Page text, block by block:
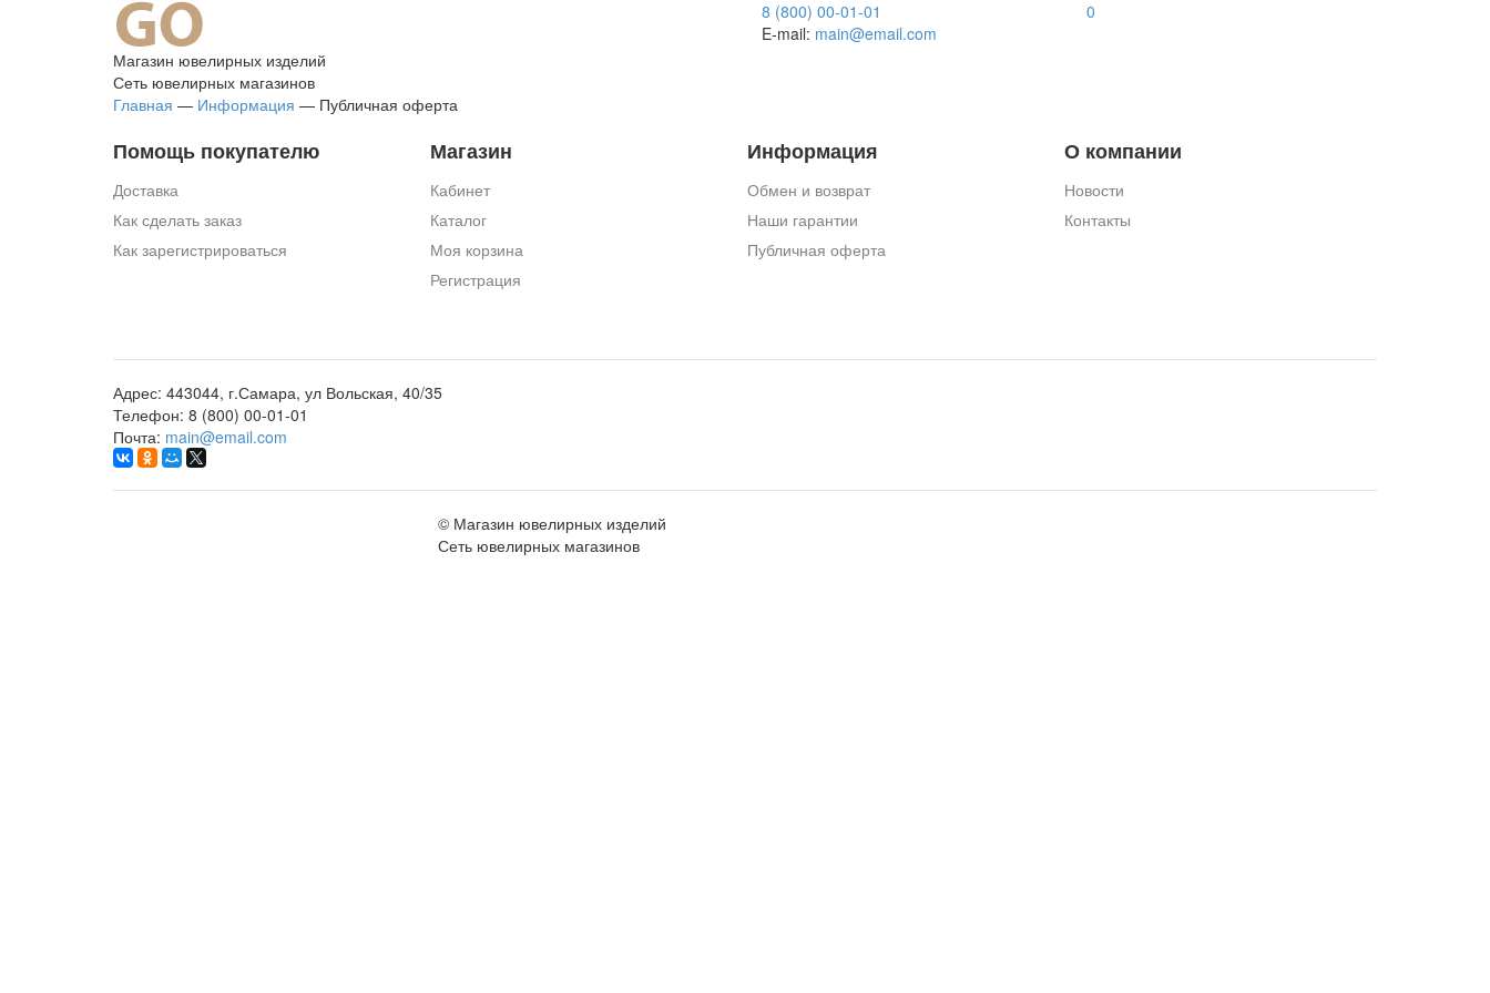
Магазин ювелирных изделий
Сеть ювелирных магазинов
8 (800) 00-01-01
E-mail: main@email.com
0
Главная — Информация — Публичная оферта
Помощь покупателю
Доставка
Как сделать заказ
Как зарегистрироваться
Магазин
Кабинет
Каталог
Моя корзина
Регистрация
Информация
Обмен и возврат
Наши гарантии
Публичная оферта
О компании
Новости
Контакты
Адрес: 443044, г.Самара, ул Вольская, 40/35
Телефон: 8 (800) 00-01-01
Почта: main@email.com
© Магазин ювелирных изделий
Сеть ювелирных магазинов